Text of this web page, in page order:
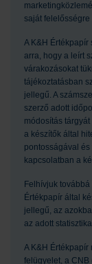
saját
A K&H
arra, hogy a leírt
várakozásokat
tájékoztatásban
jellegű. A
szerző adott
módosítás
a készítők által
pontosságával
kapcsolatban a
Felhívjuk
Értékpapír által
jellegű, az
az adott
A K&H
felügyelet, a